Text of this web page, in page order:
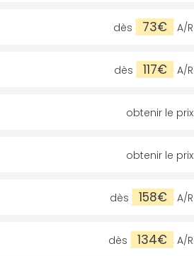
dès 73€ A/R
dès 117€ A/R
obtenir le prix
obtenir le prix
dès 158€ A/R
dès 134€ A/R